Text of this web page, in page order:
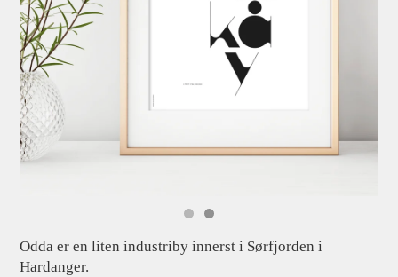
Odda er en liten industriby innerst i Sørfjorden i
Hardanger.